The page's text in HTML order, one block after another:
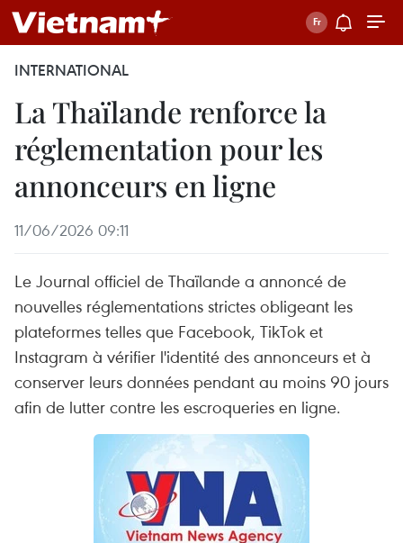
INTERNATIONAL
La Thaïlande renforce la
réglementation pour les
annonceurs en ligne
11/06/2026 09:11
Le Journal officiel de Thaïlande a annoncé de
nouvelles réglementations strictes obligeant les
plateformes telles que Facebook, TikTok et
Instagram à vérifier l'identité des annonceurs et à
conserver leurs données pendant au moins 90 jours
afin de lutter contre les escroqueries en ligne.